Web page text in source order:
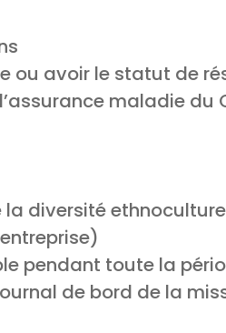
ou avoir le statut de
maladie du
la diversité
pendant toute la
de bord de la